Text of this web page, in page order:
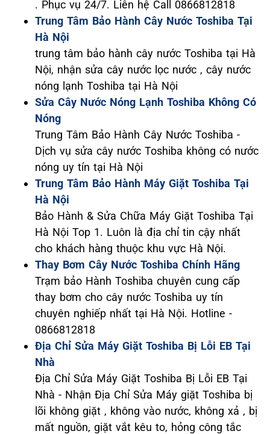
. Phục vụ 24/7. Liên hệ Call 0866812818
Trung Tâm Bảo Hành Cây Nước Toshiba Tại
Hà Nội
trung tâm bảo hành cây nước Toshiba tại Hà
Nội, nhận sửa cây nước lọc nước , cây nước
nóng lạnh Toshiba tại Hà Nội
Sửa Cây Nước Nóng Lạnh Toshiba Không Có
Nóng
Trung Tâm Bảo Hành Cây Nước Toshiba -
Dịch vụ sửa cây nước Toshiba không có nước
nóng uy tín tại Hà Nội
Trung Tâm Bảo Hành Máy Giặt Toshiba Tại
Hà Nội
Bảo Hành & Sửa Chữa Máy Giặt Toshiba Tại
Hà Nội Top 1. Luôn là địa chỉ tin cậy nhất
cho khách hàng thuộc khu vực Hà Nội.
Thay Bơm Cây Nước Toshiba Chính Hãng
Trạm bảo Hành Toshiba chuyên cung cấp
thay bơm cho cây nước Toshiba uy tín
chuyên nghiếp nhất tại Hà Nội. Hotline -
0866812818
Địa Chỉ Sửa Máy Giặt Toshiba Bị Lỗi EB Tại
Nhà
Địa Chỉ Sửa Máy Giặt Toshiba Bị Lỗi EB Tại
Nhà - Nhận Địa Chỉ Sửa Máy giặt Toshiba bị
lõi không giặt , không vào nước, không xả , bị
mất nguồn, giặt vắt kêu to, hỏng công tắc